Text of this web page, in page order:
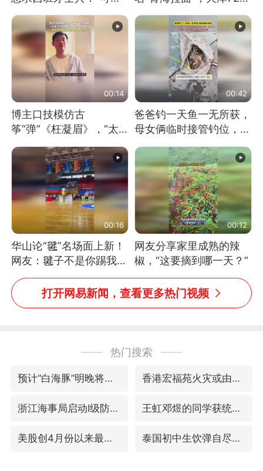
可以不要把我遣返回国”
面馆已集体更换招牌
00:14
博主口技模仿古
筝“弹”《枉凝眉》，“太
像了～你是吃古筝长大的
吗？”“或将成为首位考级
不带古筝的选手。”（来
源：新华每日电讯）
00:42
爸爸钓一天鱼一无所获，
母女俩临时接管钓位，用
玩具鱼竿钓上大鱼
00:16
华山论“毽”名场面上新！
网友：毽子不是你踢我
捡，我踢你捡吗
00:12
网友分享家里成熟的辣
椒，“这要摘到哪一天？”
打开网易新闻，查看更多热门视频
热门搜索
预计“白海豚”明晚将在浙江舟山到福建福鼎一带沿海登陆 香港宏福苑火灾或由烟头引起
浙江海事局启动Ⅰ级防台应急响应 王虹邓煜的同学获统计学界诺贝尔奖
美股创4月份以来最大单周涨幅 泰国初中生饮弹自尽前开了26枪